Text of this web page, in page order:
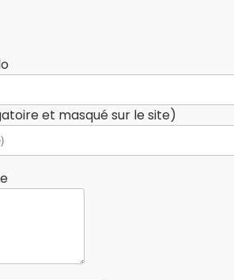
et masqué sur le site)